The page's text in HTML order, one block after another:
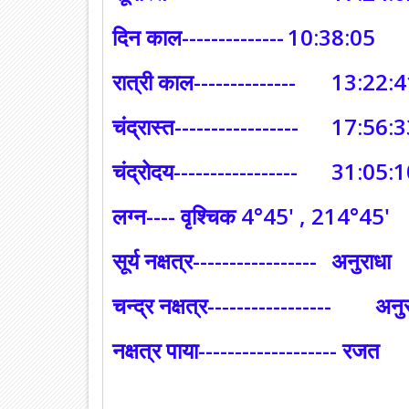
दिन काल--------------10:38:05
रात्री काल--------------
चंद्रास्त-----------------
चंद्रोदय-----------------
लग्न---- वृश्चिक 4°45' , 214°45'
सूर्य नक्षत्र----------------- अनुराधा
चन्द्र नक्षत्र--‐--------------
नक्षत्र पाया-----‐------------- रजत